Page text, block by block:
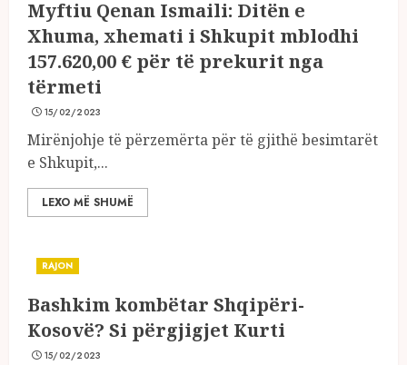
Myftiu Qenan Ismaili: Ditën e
Xhuma, xhemati i Shkupit mblodhi
157.620,00 € për të prekurit nga
tërmeti
15/02/2023
Mirënjohje të përzemërta për të gjithë besimtarët
e Shkupit,...
LEXO MË SHUMË
RAJON
Bashkim kombëtar Shqipëri-
Kosovë? Si përgjigjet Kurti
15/02/2023